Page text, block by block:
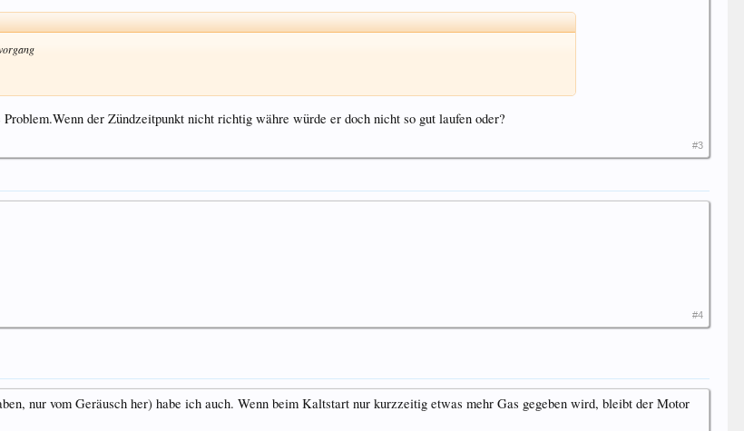
der Zündzeitpunkt nicht richtig währe würde er doch nicht so gut laufen oder?
#3
#4
nur vom Geräusch her) habe ich auch. Wenn beim Kaltstart nur kurzzeitig etwas mehr Gas gegeben wird, bleibt der Motor